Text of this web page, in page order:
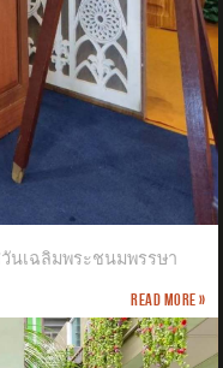
นเฉลิมพระชนมพรรษา
Read more »